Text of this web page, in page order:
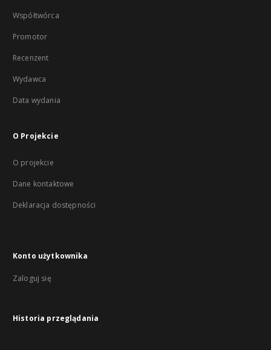
Współtwórca
Promotor
Recenzent
Wydawca
Data wydania
O Projekcie
O projekcie
Dane kontaktowe
Deklaracja dostępności
Konto użytkownika
Zaloguj się
Historia przeglądania